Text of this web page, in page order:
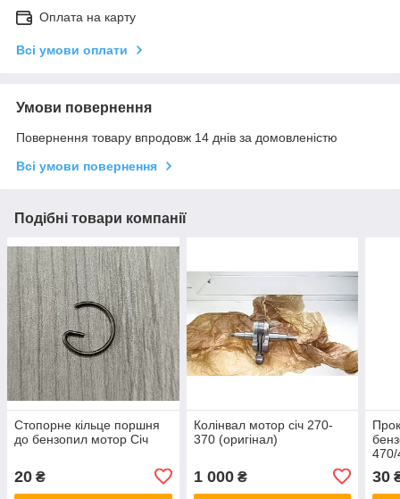
Оплата на карту
Всі умови оплати
Умови повернення
Повернення товару впродовж 14 днів за домовленістю
Всі умови повернення
Подібні товари компанії
Стопорне кільце поршня
до бензопил мотор Січ
20 ₴
Колінвал мотор січ 270-
370 (оригінал)
1 000₴ 30